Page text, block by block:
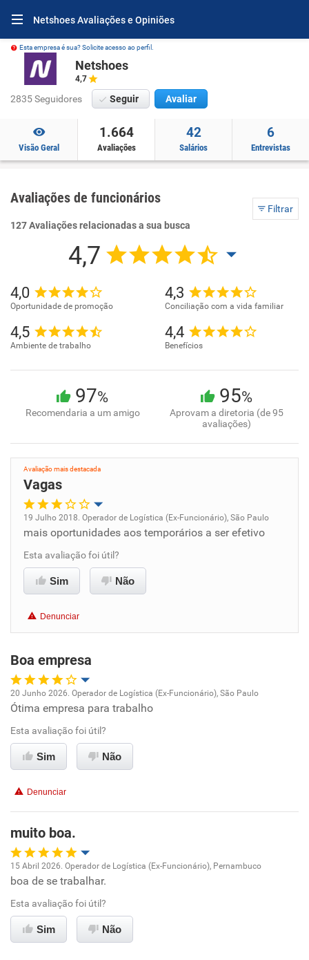
Netshoes Avaliações e Opiniões
Esta empresa é sua? Solicite acesso ao perfil.
Netshoes
4,7
2835 Seguidores Seguir Avaliar
Visão Geral
1.664
Avaliações
42
Salários
6
Entrevistas
Avaliações de funcionários
Filtrar
127 Avaliações relacionadas a sua busca
4,7
4,0
Oportunidade de promoção
4,3
Conciliação com a vida familiar
4,5
Ambiente de trabalho
4,4
Benefícios
97%
Recomendaria a um amigo
95%
Aprovam a diretoria (de 95
avaliações)
Avaliação mais destacada
Vagas
Oportunidade de promoção
Ambiente de trabalho
Benefícios
Recomenda esta empresa
Recomenda a diretoria
19 Julho 2018. Operador de Logística (Ex-Funcionário), São Paulo
mais oportunidades aos temporários a ser efetivo
Esta avaliação foi útil?
Sim Não
Denunciar
Boa empresa
Oportunidade de promoção
Ambiente de trabalho
Benefícios
Recomenda esta empresa
Recomenda a diretoria
20 Junho 2026. Operador de Logística (Ex-Funcionário), São Paulo
Ótima empresa para trabalho
Esta avaliação foi útil?
Sim Não
Denunciar
muito boa.
Oportunidade de promoção
Ambiente de trabalho
15 Abril 2026. Operador de Logística (Ex-Funcionário), Pernambuco
boa de se trabalhar.
Esta avaliação foi útil?
Sim Não